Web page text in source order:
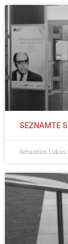
SEZNAMTE
Sebastián Lukas